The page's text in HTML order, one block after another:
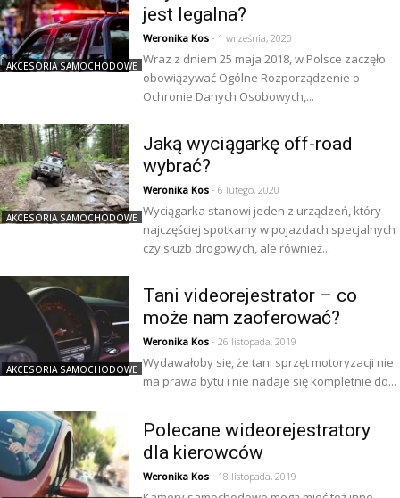
AKCESORIA SAMOCHODOWE
jest legalna?
Weronika Kos- 1 września, 2020
Wraz z dniem 25 maja 2018, w Polsce zaczęło
obowiązywać Ogólne Rozporządzenie o
Ochronie Danych Osobowych,...
AKCESORIA SAMOCHODOWE
Jaką wyciągarkę off-road
wybrać?
Weronika Kos- 6 lutego, 2020
Wyciągarka stanowi jeden z urządzeń, który
najczęściej spotkamy w pojazdach specjalnych
czy służb drogowych, ale również...
AKCESORIA SAMOCHODOWE
Tani videorejestrator – co
może nam zaoferować?
Weronika Kos- 26 listopada, 2019
Wydawałoby się, że tani sprzęt motoryzacji nie
ma prawa bytu i nie nadaje się kompletnie do...
Polecane wideorejestratory
dla kierowców
Weronika Kos- 18 listopada, 2019